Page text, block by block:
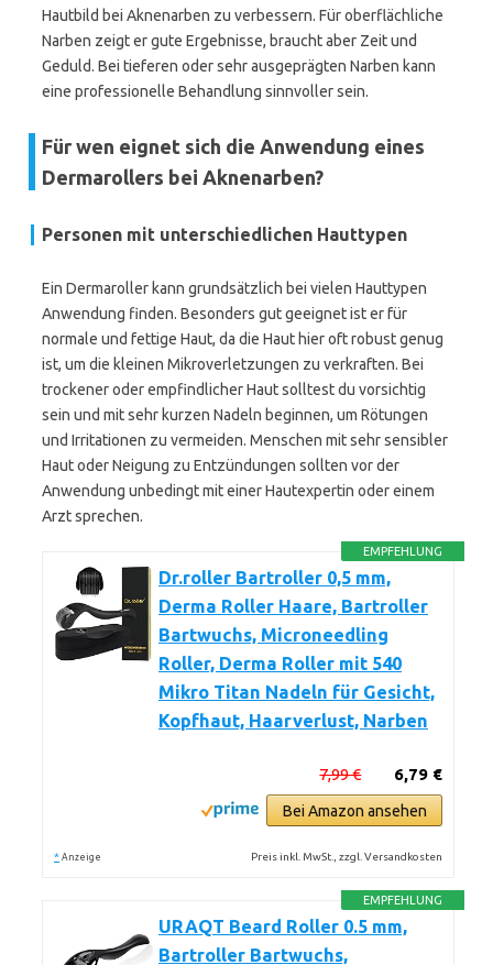
Hautbild bei Aknenarben zu verbessern. Für oberflächliche
Narben zeigt er gute Ergebnisse, braucht aber Zeit und
Geduld. Bei tieferen oder sehr ausgeprägten Narben kann
eine professionelle Behandlung sinnvoller sein.
Für wen eignet sich die Anwendung eines
Dermarollers bei Aknenarben?
Personen mit unterschiedlichen Hauttypen
Ein Dermaroller kann grundsätzlich bei vielen Hauttypen
Anwendung finden. Besonders gut geeignet ist er für
normale und fettige Haut, da die Haut hier oft robust genug
ist, um die kleinen Mikroverletzungen zu verkraften. Bei
trockener oder empfindlicher Haut solltest du vorsichtig
sein und mit sehr kurzen Nadeln beginnen, um Rötungen
und Irritationen zu vermeiden. Menschen mit sehr sensibler
Haut oder Neigung zu Entzündungen sollten vor der
Anwendung unbedingt mit einer Hautexpertin oder einem
Arzt sprechen.
EMPFEHLUNG
Dr.roller Bartroller 0,5 mm,
Derma Roller Haare, Bartroller
Bartwuchs, Microneedling
Roller, Derma Roller mit 540
Mikro Titan Nadeln für Gesicht,
Kopfhaut, Haarverlust, Narben
6,79 €
7,99 €
Bei Amazon ansehen
* Anzeige Preis inkl. MwSt., zzgl. Versandkosten
EMPFEHLUNG
URAQT Beard Roller 0.5 mm,
Bartroller Bartwuchs,